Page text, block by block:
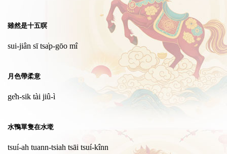
雖然是十五暝
sui-jiân sī tsa̍p-gōo mî
月色帶柔意
ge̍h-sik tài jiû-ì
水鴨單隻在水墘
tsuí-ah tuann-tsiah tsāi tsuí-kînn